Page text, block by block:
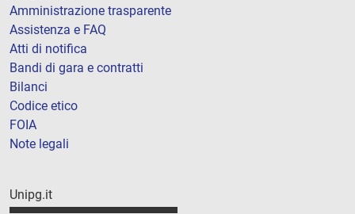
Amministrazione trasparente
Assistenza e FAQ
Atti di notifica
Bandi di gara e contratti
Bilanci
Codice etico
FOIA
Note legali
Unipg.it